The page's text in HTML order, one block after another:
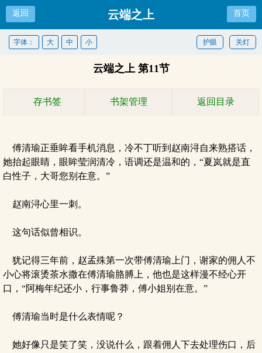
返回 云端之上 首页
关灯
护眼
字体： 大 中 小
云端之上 第11节
存书签 书架管理 返回目录
傅清瑜正垂眸看手机消息，冷不丁听到赵南浔自来熟搭话，
她抬起眼睛，眼眸莹润清冷，语调还是温和的，“夏岚就是直
白性子，大哥您别在意。”
赵南浔心里一刺。
这句话似曾相识。
犹记得三年前，赵孟殊第一次带傅清瑜上门，谢家的佣人不
小心将滚烫茶水撒在傅清瑜胳膊上，他也是这样漫不经心开
口，“阿梅年纪还小，行事鲁莽，傅小姐别在意。”
傅清瑜当时是什么表情呢？
她好像只是笑了笑，没说什么，跟着佣人下去处理伤口，后